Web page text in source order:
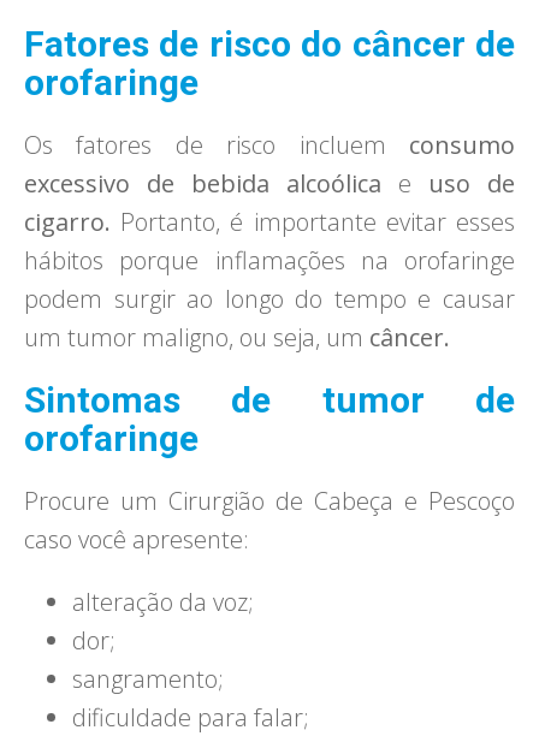
Fatores de risco do câncer de
orofaringe
Os fatores de risco incluem consumo
excessivo de bebida alcoólica e uso de
cigarro. Portanto, é importante evitar esses
hábitos porque inflamações na orofaringe
podem surgir ao longo do tempo e causar
um tumor maligno, ou seja, um câncer.
Sintomas de tumor de
orofaringe
Procure um Cirurgião de Cabeça e Pescoço
caso você apresente:
alteração da voz;
dor;
sangramento;
dificuldade para falar;